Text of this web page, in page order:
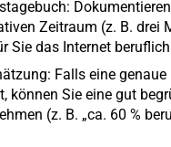
Zeitraum (z. B. drei
Sie das Internet
Falls eine genaue
können Sie eine gut
(z. B. „ca. 60 %